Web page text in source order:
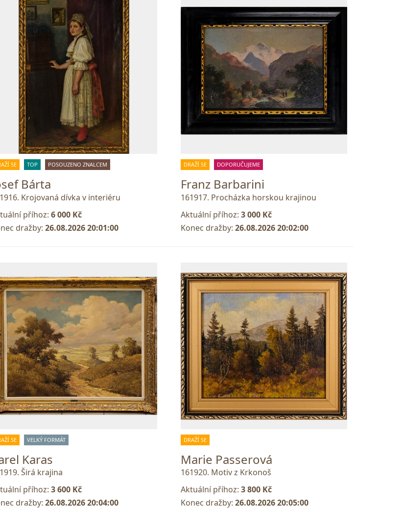
SE TOP POSOUZENO ZNALCEM
Bárta
Krojovaná dívka v interiéru
příhoz: 6 000 Kč
dražby: 26.08.2026 20:01:00
DRAŽÍ SE DOPORUČUJEME
Franz Barbarini
161917. Procházka horskou krajinou
Aktuální příhoz: 3 000 Kč
Konec dražby: 26.08.2026 20:02:00
SE VELKÝ FORMÁT
Karas
Širá krajina
příhoz: 3 600 Kč
dražby: 26.08.2026 20:04:00
DRAŽÍ SE
Marie Passerová
161920. Motiv z Krkonoš
Aktuální příhoz: 3 800 Kč
Konec dražby: 26.08.2026 20:05:00